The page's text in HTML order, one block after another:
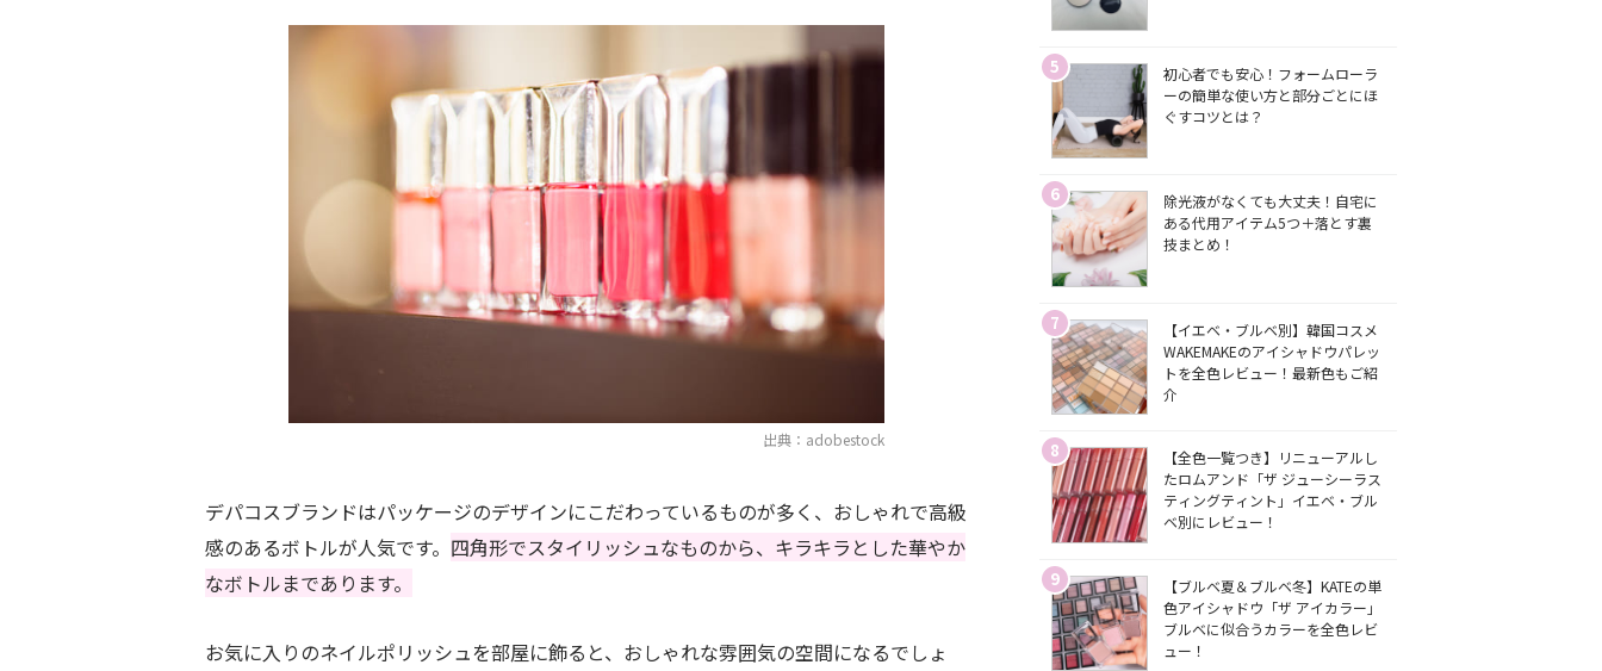
出典：adobestock
デパコスブランドはパッケージのデザインにこだわっているものが多く、おしゃれで高級
感のあるボトルが人気です。 四角形でスタイリッシュなものから、キラキラとした華やか
なボトルまであります。
お気に入りのネイルポリッシュを部屋に飾ると、おしゃれな雰囲気の空間になるでしょ
5
初心者でも安心！フォームローラ
ーの簡単な使い方と部分ごとにほ
ぐすコツとは？
6
除光液がなくても大丈夫！自宅に
ある代用アイテム5つ＋落とす裏
技まとめ！
7
【イエベ・ブルベ別】韓国コスメ
WAKEMAKEのアイシャドウパレッ
トを全色レビュー！最新色もご紹
介
8
【全色一覧つき】リニューアルし
たロムアンド「ザ ジューシーラス
ティングティント」イエベ・ブル
ベ別にレビュー！
9
【ブルベ夏＆ブルベ冬】KATEの単
色アイシャドウ「ザ アイカラー」
ブルベに似合うカラーを全色レビ
ュー！